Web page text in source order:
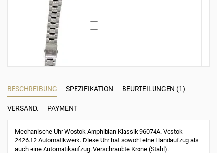
BESCHREIBUNG SPEZIFIKATION BEURTEILUNGEN (1)
VERSAND. PAYMENT
Mechanische Uhr Wostok Amphibian Klassik 96074A. Vostok
2426.12 Automatikwerk. Diese Uhr hat sowohl eine Handaufzug als
auch eine Automatikaufzug. Verschraubte Krone (Stahl).